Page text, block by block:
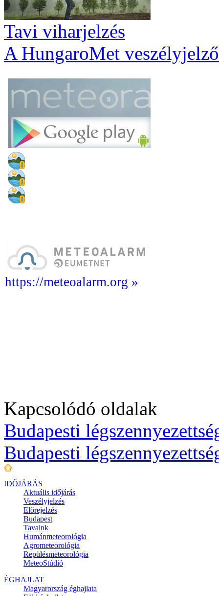
Tavi viharjelzés
A HungaroMet
https://meteoalarm.org »
Kapcsolódó oldalak
Budapesti
Budapesti
IDŐJÁRÁS
Aktuális időjárás
Veszélyjelzés
Előrejelzés
Budapest
Tavaink
Humánmeteorológia
Agrometeorológia
Repülésmeteorológia
MeteoStúdió
ÉGHAJLAT
Magyarország éghajlata